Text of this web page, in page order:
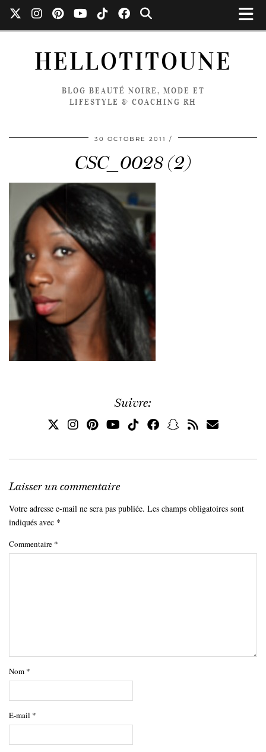
HELLOTITOUNE
BLOG BEAUTÉ NOIRE, MODE ET
LIFESTYLE & COACHING RH
30 OCTOBRE 2011
CSC_0028 (2)
Suivre:
Laisser un commentaire
Votre adresse e-mail ne sera pas publiée. Les champs obligatoires sont
indiqués avec *
Commentaire *
Nom *
E-mail *